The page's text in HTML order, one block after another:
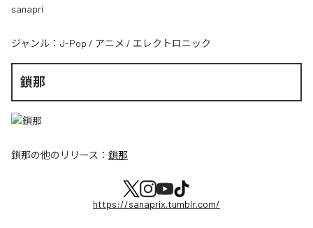
sanapri
ジャンル： J-Pop / アニメ / エレクトロニック
鎖那
鎖那の他のリリース： 鎖那
https://sanaprix.tumblr.com/